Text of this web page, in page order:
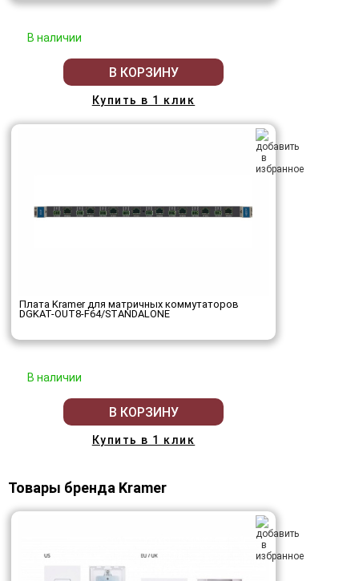
В наличии
В КОРЗИНУ
Купить в 1 клик
Плата Kramer для матричных коммутаторов
DGKAT-OUT8-F64/STANDALONE
В наличии
В КОРЗИНУ
Купить в 1 клик
Товары бренда Kramer